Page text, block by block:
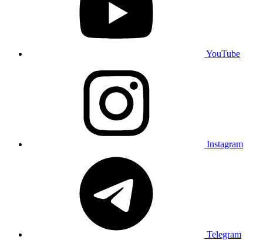
YouTube
Instagram
Telegram